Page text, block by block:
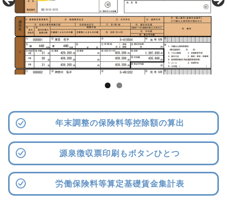
年末調整の保険料等控除額の算出
源泉徴収票印刷もボタンひとつ
労働保険料等算定基礎賃金集計表